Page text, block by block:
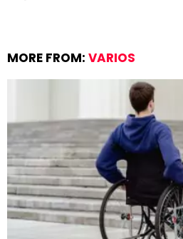
MORE FROM: VARIOS